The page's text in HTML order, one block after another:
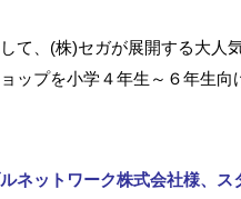
て、(株)セガが展開する大人
ップを小学４年生～６年生向
ネットワーク株式会社様、ス